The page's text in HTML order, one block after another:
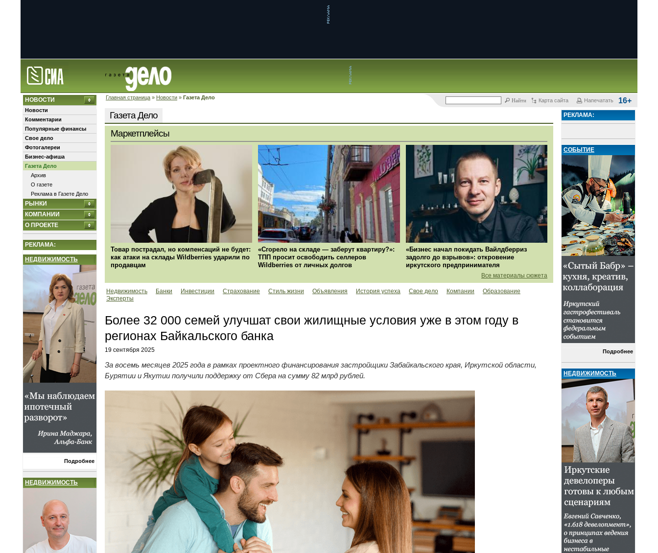
Главная страница » Новости » Газета Дело
Карта сайта Напечатать 16+
НОВОСТИ
Новости
Комментарии
Популярные финансы
Свое дело
Фотогалереи
Бизнес-афиша
Газета Дело
Архив
О газете
Реклама в Газете Дело
РЫНКИ
КОМПАНИИ
О ПРОЕКТЕ
РЕКЛАМА:
НЕДВИЖИМОСТЬ
Подробнее
НЕДВИЖИМОСТЬ
Газета Дело
Маркетплейсы
Товар пострадал, но компенсаций не будет:
как атаки на склады Wildberries ударили по
продавцам
«Сгорело на складе — заберут квартиру?»:
ТПП просит освободить селлеров
Wildberries от личных долгов
«Бизнес начал покидать Вайлдберриз
задолго до взрывов»: откровение
иркутского предпринимателя
Все материалы сюжета
Недвижимость Банки Инвестиции Страхование Стиль жизни Объявления История успеха Свое дело Компании
Образование
Эксперты
Более 32 000 семей улучшат свои жилищные условия уже в этом году в
регионах Байкальского банка
19 сентября 2025
За восемь месяцев 2025 года в рамках проектного финансирования застройщики Забайкальского края, Иркутской области,
Бурятии и Якутии получили поддержку от Сбера на сумму 82 млрд рублей.
РЕКЛАМА:
СОБЫТИЕ
Подробнее
НЕДВИЖИМОСТЬ